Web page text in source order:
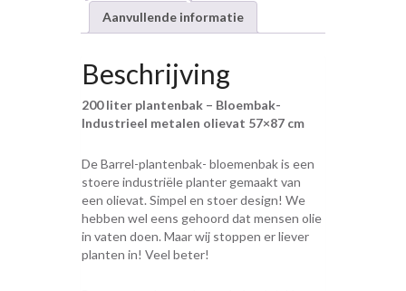
Aanvullende informatie
Beschrijving
200 liter plantenbak – Bloembak-
Industrieel metalen olievat 57×87 cm
De Barrel-plantenbak- bloemenbak is een
stoere industriële planter gemaakt van
een olievat. Simpel en stoer design! We
hebben wel eens gehoord dat mensen olie
in vaten doen. Maar wij stoppen er liever
planten in! Veel beter!